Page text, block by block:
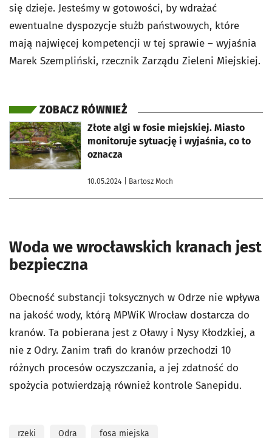
się dzieje. Jesteśmy w gotowości, by wdrażać
ewentualne dyspozycje służb państwowych, które
mają najwięcej kompetencji w tej sprawie – wyjaśnia
Marek Szempliński, rzecznik Zarządu Zieleni Miejskiej.
ZOBACZ RÓWNIEŻ
Złote algi w fosie miejskiej. Miasto
monitoruje sytuację i wyjaśnia, co to
oznacza
10.05.2024 | Bartosz Moch
otworzy się w nowej karcie
Woda we wrocławskich kranach jest
bezpieczna
Obecność substancji toksycznych w Odrze nie wpływa
na jakość wody, którą MPWiK Wrocław dostarcza do
kranów. Ta pobierana jest z Oławy i Nysy Kłodzkiej, a
nie z Odry. Zanim trafi do kranów przechodzi 10
różnych procesów oczyszczania, a jej zdatność do
spożycia potwierdzają również kontrole Sanepidu.
rzeki Odra fosa miejska